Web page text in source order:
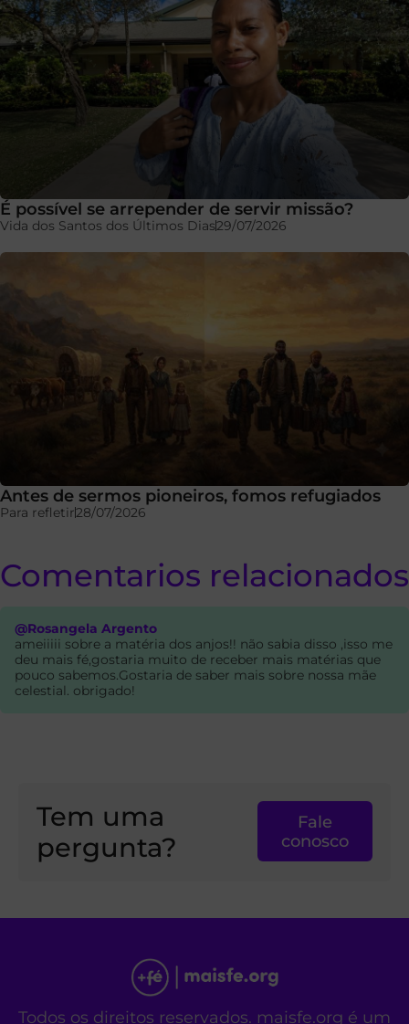
É possível se arrepender de servir missão?
Vida dos Santos dos Últimos Dias29/07/2026
Antes de sermos pioneiros, fomos refugiados
Para refletir28/07/2026
Comentarios relacionados
@Rosangela Argento
ameiiiii sobre a matéria dos anjos!! não sabia disso ,isso me
deu mais fé,gostaria muito de receber mais matérias que
pouco sabemos.Gostaria de saber mais sobre nossa mãe
celestial. obrigado!
Tem uma
pergunta?
Fale
conosco
Todos os direitos reservados. maisfe.org é um